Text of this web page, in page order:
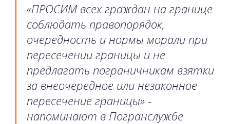
«ПРОСИМ всех граждан на границе
соблюдать правопорядок,
очередность и нормы морали при
пересечении границы и не
предлагать пограничникам взятки
за внеочередное или незаконное
пересечение границы» -
напоминают в Погранслужбе